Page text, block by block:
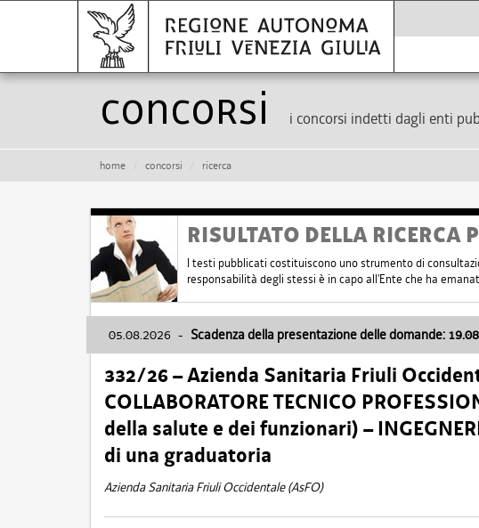
Concorsi i concorsi indetti dagli enti
home concorsi ricerca
RISULTATO DELLA RICERCA
I testi pubblicati costituiscono uno strumento di
responsabilità degli stessi è in capo all'Ente che ha
05.08.2026 - Scadenza della presentazione delle domande:
332/26 – Azienda Sanitaria Friuli
COLLABORATORE TECNICO
della salute e dei funzionari) –
di una graduatoria
Azienda Sanitaria Friuli Occidentale (AsFO)